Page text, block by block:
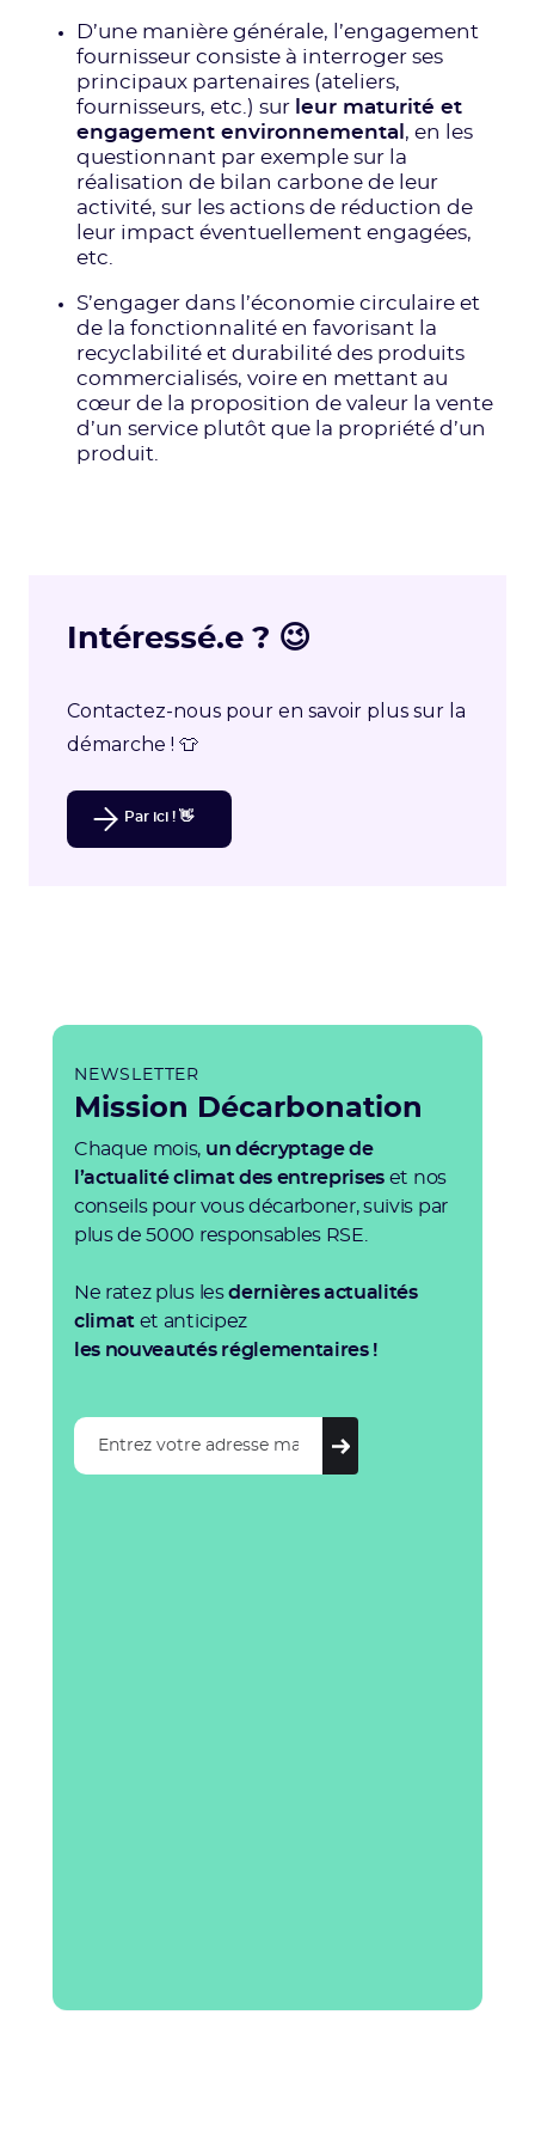
D’une manière générale, l’engagement
fournisseur consiste à interroger ses
principaux partenaires (ateliers,
fournisseurs, etc.) sur leur maturité et
engagement environnemental , en les
questionnant par exemple sur la
réalisation de bilan carbone de leur
activité, sur les actions de réduction de
leur impact éventuellement engagées,
etc.
S’engager dans l’économie circulaire et
de la fonctionnalité en favorisant la
recyclabilité et durabilité des produits
commercialisés, voire en mettant au
cœur de la proposition de valeur la vente
d’un service plutôt que la propriété d’un
produit.
Intéressé.e ? 😉
Contactez-nous pour en savoir plus sur la
démarche ! 👕
Par ici ! 👋
NEWSLETTER
Mission Décarbonation
Chaque mois, un décryptage de
l’actualité climat des entreprises et nos
conseils pour vous décarboner, suivis par
plus de 5000 responsables RSE.
Ne ratez plus lesdernières actualités
climat et anticipez
les nouveautés réglementaires !